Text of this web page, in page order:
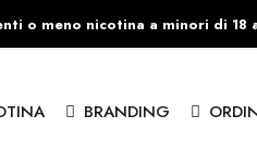
o meno nicotina a minori di 18
BRANDING